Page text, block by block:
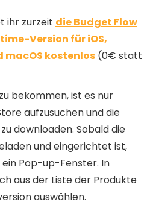
ihr zurzeit die Budget Flow
Version für iOS,
macOS kostenlos (0€ statt
bekommen, ist es nur
aufzusuchen und die
downloaden. Sobald die
und eingerichtet ist,
Pop-up-Fenster. In
aus der Liste der Produkte
auswählen.